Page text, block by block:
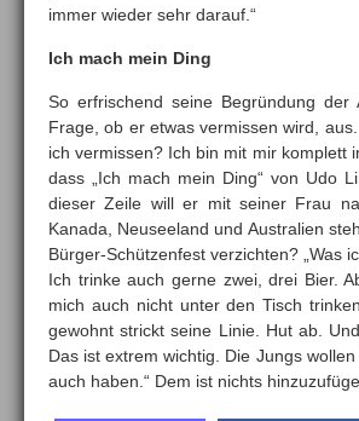
immer wieder sehr darauf.“
Ich mach mein Ding
So erfrischend seine Begründung
Frage, ob er etwas vermissen wird,
ich vermissen? Ich bin mit mir komplett
dass „Ich mach mein Ding“ von Udo
dieser Zeile will er mit seiner Frau
Kanada, Neuseeland und Australien
Bürger-Schützenfest verzichten? „Was
Ich trinke auch gerne zwei, drei Bier.
mich auch nicht unter den Tisch
gewohnt strickt seine Linie. Hut ab.
Das ist extrem wichtig. Die Jungs
auch haben.“ Dem ist nichts